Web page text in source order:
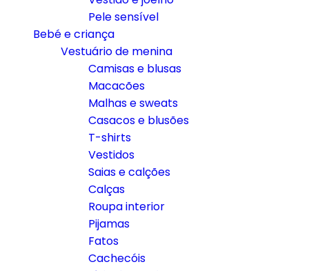
Pele sensível
Bebé e criança
Vestuário de menina
Camisas e blusas
Macacões
Malhas e sweats
Casacos e blusões
T-shirts
Vestidos
Saias e calções
Calças
Roupa interior
Pijamas
Fatos
Cachecóis